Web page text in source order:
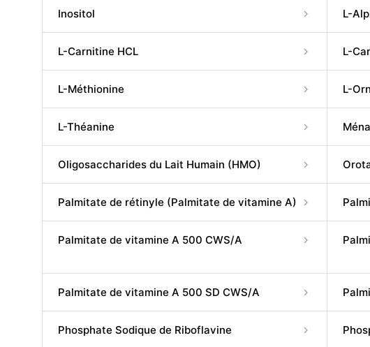
Inositol L-
L-Carnitine HCL L-
L-Méthionine L-
L-Théanine
Oligosaccharides du Lait Humain (HMO)
Palmitate de rétinyle (Palmitate de vitamine A)
Palmitate de vitamine A 500 CWS/A
Palmitate de vitamine A 500 SD CWS/A
Phosphate Sodique de Riboflavine